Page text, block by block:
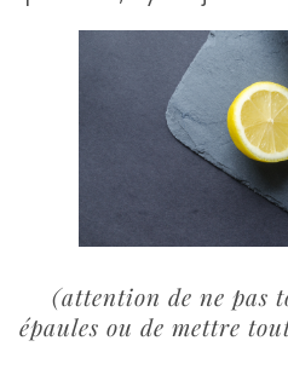
(attention de ne pas
épaules ou de mettre